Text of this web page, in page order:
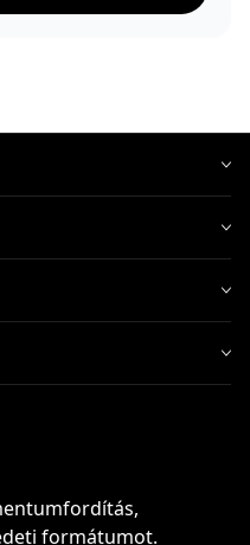
formátumot.